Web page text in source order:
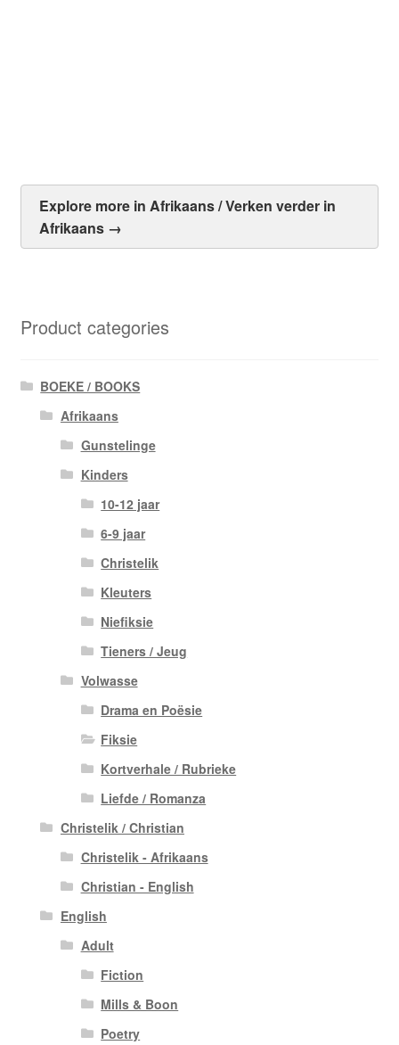
Explore more in Afrikaans / Verken verder in
Afrikaans →
Product categories
BOEKE / BOOKS
Afrikaans
Gunstelinge
Kinders
10-12 jaar
6-9 jaar
Christelik
Kleuters
Niefiksie
Tieners / Jeug
Volwasse
Drama en Poësie
Fiksie
Kortverhale / Rubrieke
Liefde / Romanza
Christelik / Christian
Christelik - Afrikaans
Christian - English
English
Adult
Fiction
Mills & Boon
Poetry